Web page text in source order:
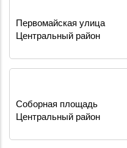
Первомайская улица
Центральный район
Соборная площадь
Центральный район